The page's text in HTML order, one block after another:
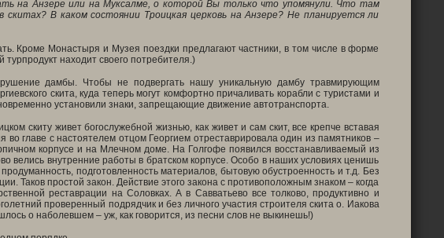
на Анзере или на Муксалме, о которой Вы только что упомянули. Что там
В каком состоянии Троицкая церковь на Анзере? Не планируется ли
Кроме Монастыря и Музея поездки предлагают частники, в том числе в форме
турпродукт находит своего потребителя.)
дамбы. Чтобы не подвергать нашу уникальную дамбу травмирующим
скита, куда теперь могут комфортно причаливать корабли с туристами и
установили знаки, запрещающие движение автотранспорта.
скиту живет богослужебной жизнью, как живет и сам скит, все крепче вставая
главе с настоятелем отцом Георгием отреставрировала один из памятников –
корпусе и на Млечном доме. На Голгофе появился восстанавливаемый из
велись внутренние работы в братском корпусе. Особо в наших условиях ценишь
подготовленность материалов, бытовую обустроенность и т.д. Без
Таков простой закон. Действие этого закона с противоположным знаком – когда
реставрации на Соловках. А в Савватьево все толково, продуктивно и
проверенный подрядчик и без личного участия строителя скита о. Иакова
о наболевшем – уж, как говорится, из песни слов не выкинешь!)